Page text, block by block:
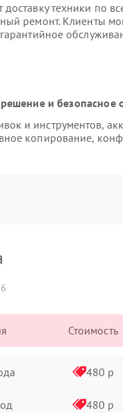
техники по
ремонт. Клиенты
и безопасное
и инструментов,
копирование,
Стоимость
480 р
480 р